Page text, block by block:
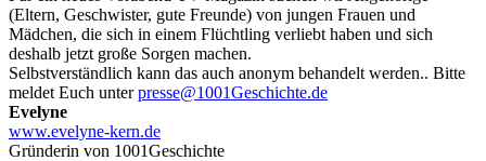
(Eltern, Geschwister, gute Freunde) von jungen Frauen und
Mädchen, die sich in einem Flüchtling verliebt haben und sich
deshalb jetzt große Sorgen machen.
Selbstverständlich kann das auch anonym behandelt werden.. Bitte
meldet Euch unterpresse@1001Geschichte.de
Evelyne
www.evelyne-kern.de
Gründerin von 1001Geschichte